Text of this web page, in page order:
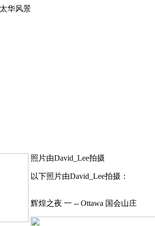
华风景
照片由David_Lee拍摄
以下照片由David_Lee拍摄：
辉煌之夜 一 -- Ottawa 国会山庄